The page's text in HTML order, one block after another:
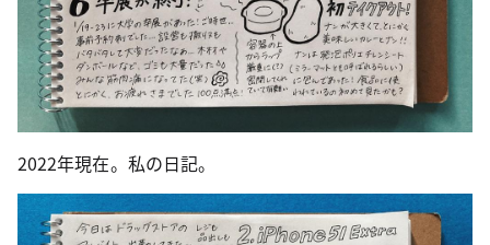
2022年現在。私の日記。